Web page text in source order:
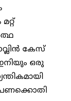
കേസ്
ഒരു